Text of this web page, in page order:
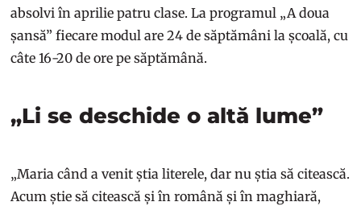
absolvi în aprilie patru clase. La programul „A doua
șansă” fiecare modul are 24 de săptămâni la școală, cu
câte 16-20 de ore pe săptămână.
„Li se deschide o altă lume”
„Maria când a venit știa literele, dar nu știa să citească.
Acum știe să citească și în română și în maghiară,